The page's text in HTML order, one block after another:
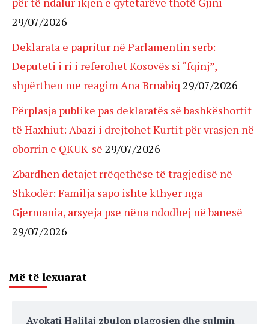
29/07/2026
Deklarata e papritur në Parlamentin serb:
Deputeti i ri i referohet Kosovës si “fqinj”,
shpërthen me reagim Ana Brnabiq 29/07/2026
Përplasja publike pas deklaratës së bashkëshortit
të Haxhiut: Abazi i drejtohet Kurtit për vrasjen në
oborrin e QKUK-së 29/07/2026
Zbardhen detajet rrëqethëse të tragjedisë në
Shkodër: Familja sapo ishte kthyer nga
Gjermania, arsyeja pse nëna ndodhej në banesë
29/07/2026
Më të lexuarat
Avokati Halilaj zbulon plagosjen dhe sulmin